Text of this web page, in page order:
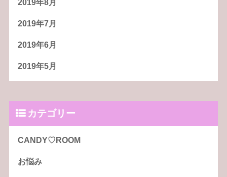
2019年8月
2019年7月
2019年6月
2019年5月
カテゴリー
CANDY♡ROOM
お悩み